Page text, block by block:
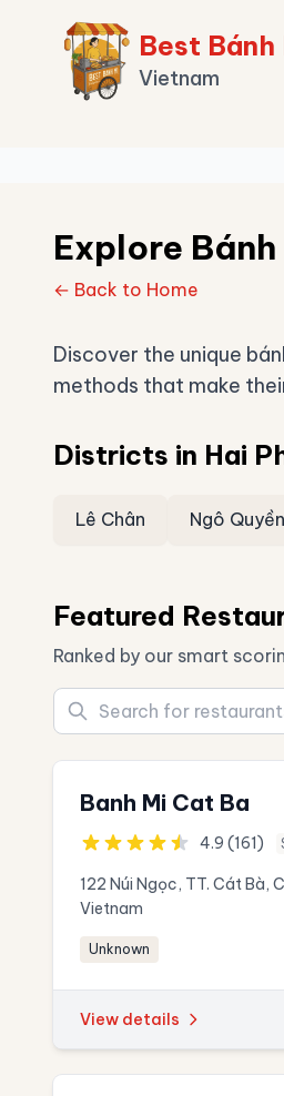
Best Bánh
Vietnam
Explore
← Back to Home
Discover the unique
methods that make
Districts in Hai
Lê Chân Ngô Quyền
Featured
Ranked by our smart
Banh Mi Cat Ba
4.9 (161)
122 Núi Ngọc, TT. Cát Bà,
Vietnam
Unknown
View details